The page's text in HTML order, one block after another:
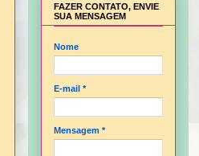
FAZER CONTATO, ENVIE
SUA MENSAGEM
Nome
E-mail *
Mensagem *